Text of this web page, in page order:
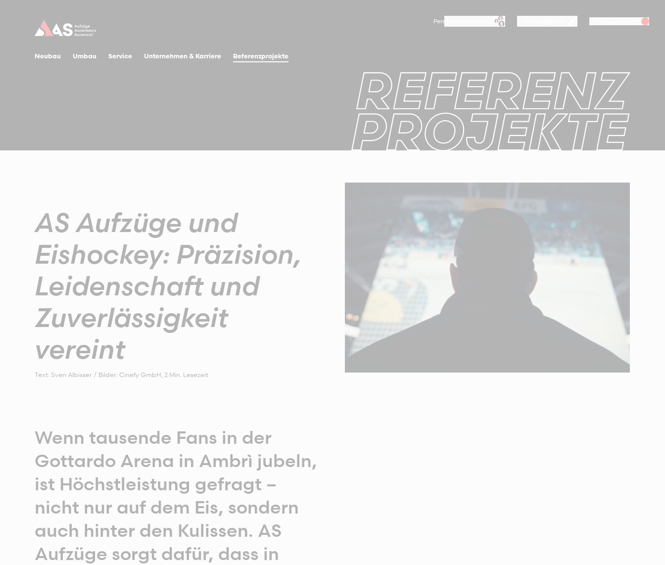
Neubau Umbau Service Unternehmen & Karriere Referenzprojekte
Persönlicher Kontakt
AS Aufzüge und
Eishockey: Präzision,
Leidenschaft und
Zuverlässigkeit
vereint
Text: Sven Albisser / Bilder: Cinefy GmbH, 2 Min. Lesezeit
Wenn tausende Fans in der
Gottardo Arena in Ambrì jubeln,
ist Höchstleistung gefragt –
nicht nur auf dem Eis, sondern
auch hinter den Kulissen. AS
Aufzüge sorgt dafür, dass in